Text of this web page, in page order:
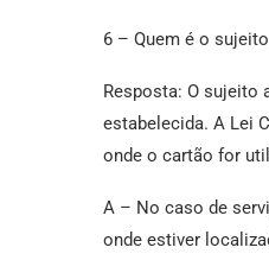
6 – Quem é o
Resposta: O sujeito
estabelecida. A Lei
onde o cartão for
A – No caso de
onde estiver